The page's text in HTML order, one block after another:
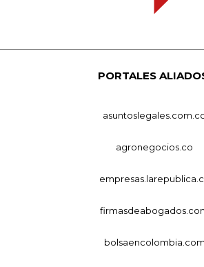
PORTALES
agronegocios.co
bolsaencolombia.com